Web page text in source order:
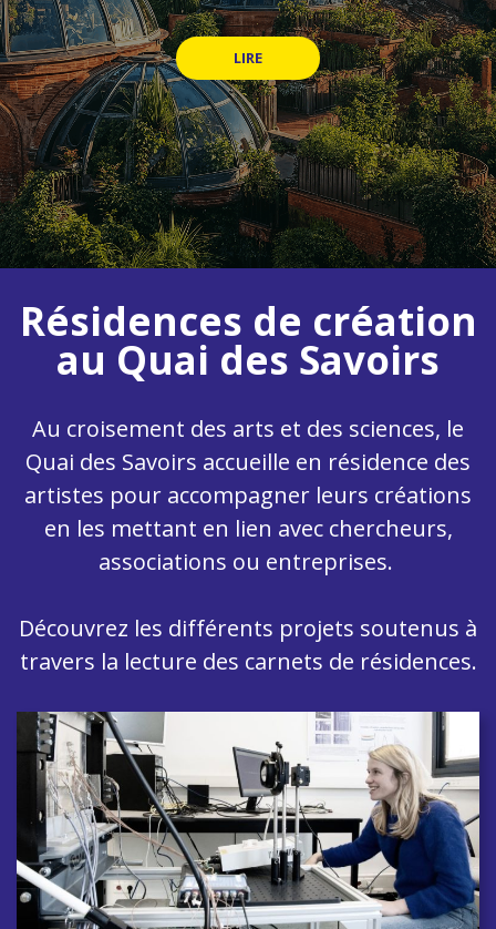
LIRE
Résidences de création
au Quai des Savoirs
Au croisement des arts et des sciences, le
Quai des Savoirs accueille en résidence des
artistes pour accompagner leurs créations
en les mettant en lien avec chercheurs,
associations ou entreprises.
Découvrez les différents projets soutenus à
travers la lecture des carnets de résidences.